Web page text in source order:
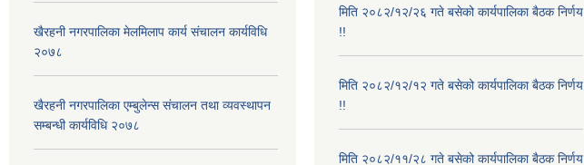
खैरहनी नगरपालिका मेलमिलाप कार्य संचालन कार्यविधि
२०७८
खैरहनी नगरपालिका एम्बुलेन्स संचालन तथा व्यवस्थापन
सम्बन्धी कार्यविधि २०७८
मिति २०८२/१२/२६ गते बसेको कार्यपालिका बैठक निर्णय
!!
मिति २०८२/१२/१२ गते बसेको कार्यपालिका बैठक निर्णय
!!
मिति २०८२/११/२८ गते बसेको कार्यपालिका बैठक निर्णय